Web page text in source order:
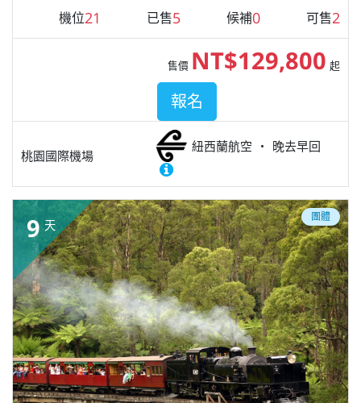
機位21 已售5 候補0 可售2
桃園國際機場
紐西蘭航空 晚去早回
售價 NT$129,800 起
報名
9 天
團體